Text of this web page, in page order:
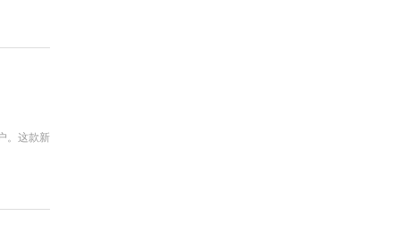
。这款新